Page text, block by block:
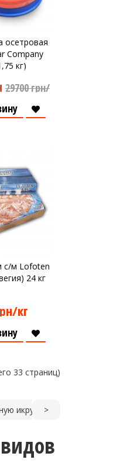
осетровая
Company
кг)
29700 грн/
с/м Lofoten
24 кг
кг
33 страниц)
икру Киев
>